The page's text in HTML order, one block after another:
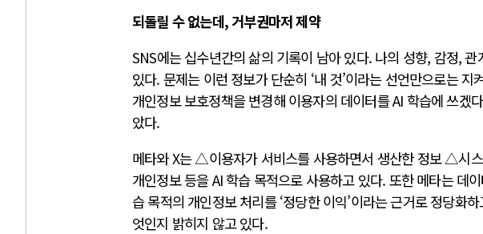
되돌릴 수 없는데, 거부권마저 제약
SNS에는 십수년간의 삶의 기록이 남아 있다. 나의 성향, 감정,
있다. 문제는 이런 정보가 단순히 ‘내 것’이라는 선언만으로는
개인정보 보호정책을 변경해 이용자의 데이터를 AI 학습에 쓰겠
았다.
메타와 X는 △이용자가 서비스를 사용하면서 생산한 정보 △시
개인정보 등을 AI 학습 목적으로 사용하고 있다. 또한 메타는 데
습 목적의 개인정보 처리를 ‘정당한 이익’이라는 근거로 정당화
엇인지 밝히지 않고 있다.